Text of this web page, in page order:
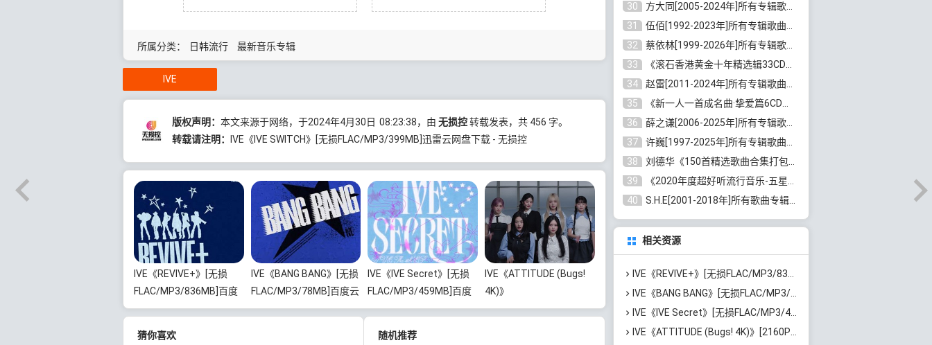
所属分类： 日韩流行 最新音乐专辑
IVE
版权声明： 本文来源于网络，于2024年4月30日 08:23:38，由 无损控转载发表，共 456 字。
转载请注明：
IVE《IVE SWITCH》[无损FLAC/MP3/399MB]迅雷云网盘下载 - 无损控
IVE《REVIVE+》[无损
FLAC/MP3/836MB]百度
云网盘下载
IVE《BANG BANG》[无损
FLAC/MP3/78MB]百度云
网盘下载
IVE《IVE Secret》[无损
FLAC/MP3/459MB]百度
云网盘下载
IVE《ATTITUDE (Bugs!
4K)》
[2160P/MP4/2.6GB]迅雷
猜你喜欢
随机推荐
30
方大同[2005-2024年]所有专辑歌曲合集[高品质MP3+无损FLAC/7.59GB]百度云网盘下载
31
伍佰[1992-2023年]所有专辑歌曲合集[高品质MP3/320K/3.92GB]百度云网盘下载
32
蔡依林[1999-2026年]所有专辑歌曲合集[无损FLAC/MP3/23.32GB]百度云网盘下载
33
《滚石香港黄金十年精选辑33CD》[无损APE/WAV分轨/13.6GB]百度云网盘下载
34
赵雷[2011-2024年]所有专辑歌曲打包[无损FLAC/MP3/2.64GB]百度云网盘下载
35
《新一人一首成名曲·挚爱篇6CD》[无损MP3/DTS/WAV分轨/4.43GB]百度云网盘下载
36
薛之谦[2006-2025年]所有专辑歌曲合集[无损FLAC/MP3/5.20GB]百度云网盘下载
37
许巍[1997-2025年]所有专辑歌曲合集打包[无损FLAC/MP3/7.48GB]百度云网盘下载
38
刘德华《150首精选歌曲合集打包》[无损FLAC/MP3/5.26GB]百度云网盘下载
39
《2020年度超好听流行音乐-五星珍藏版10CD》[无损WAV/MP3/6.77GB]百度云网盘下载
40
S.H.E[2001-2018年]所有歌曲专辑打包[无损FLAC/MP3/16.05GB]百度云网盘下载
相关资源
IVE《REVIVE+》[无损FLAC/MP3/836MB]百度云网盘下载
IVE《BANG BANG》[无损FLAC/MP3/78MB]百度云网盘下载
IVE《IVE Secret》[无损FLAC/MP3/459MB]百度云网盘下载
IVE《ATTITUDE (Bugs! 4K)》[2160P/MP4/2.6GB]迅雷云网盘下载